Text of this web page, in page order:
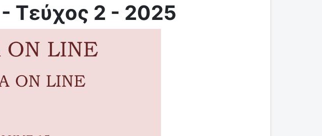
Τεύχος 2 - 2025